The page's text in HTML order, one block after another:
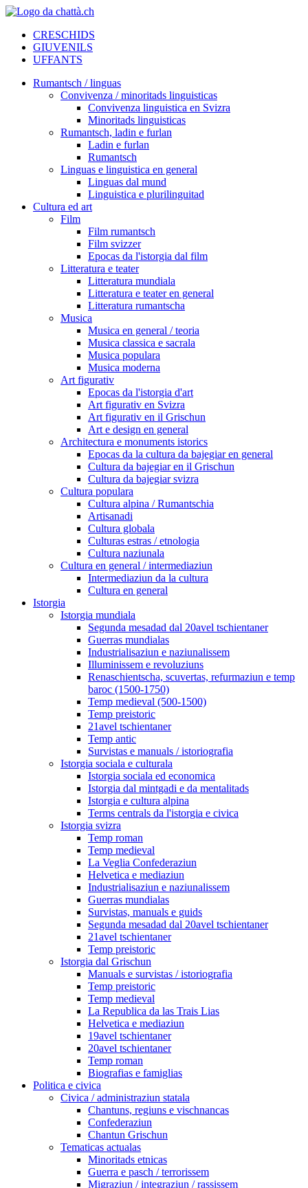
CRESCHIDS
GIUVENILS
UFFANTS
Rumantsch / linguas
Convivenza / minoritads linguisticas
Convivenza linguistica en Svizra
Minoritads linguisticas
Rumantsch, ladin e furlan
Ladin e furlan
Rumantsch
Linguas e linguistica en general
Linguas dal mund
Linguistica e plurilinguitad
Cultura ed art
Film
Film rumantsch
Film svizzer
Epocas da l'istorgia dal film
Litteratura e teater
Litteratura mundiala
Litteratura e teater en general
Litteratura rumantscha
Musica
Musica en general / teoria
Musica classica e sacrala
Musica populara
Musica moderna
Art figurativ
Epocas da l'istorgia d'art
Art figurativ en Svizra
Art figurativ en il Grischun
Art e design en general
Architectura e monuments istorics
Epocas da la cultura da bajegiar en general
Cultura da bajegiar en il Grischun
Cultura da bajegiar svizra
Cultura populara
Cultura alpina / Rumantschia
Artisanadi
Cultura globala
Culturas estras / etnologia
Cultura naziunala
Cultura en general / intermediaziun
Intermediaziun da la cultura
Cultura en general
Istorgia
Istorgia mundiala
Segunda mesadad dal 20avel tschientaner
Guerras mundialas
Industrialisaziun e naziunalissem
Illuminissem e revoluziuns
Renaschientscha, scuvertas, refurmaziun e temp
baroc (1500-1750)
Temp medieval (500-1500)
Temp preistoric
21avel tschientaner
Temp antic
Survistas e manuals / istoriografia
Istorgia sociala e culturala
Istorgia sociala ed economica
Istorgia dal mintgadi e da mentalitads
Istorgia e cultura alpina
Terms centrals da l'istorgia e civica
Istorgia svizra
Temp roman
Temp medieval
La Veglia Confederaziun
Helvetica e mediaziun
Industrialisaziun e naziunalissem
Guerras mundialas
Survistas, manuals e guids
Segunda mesadad dal 20avel tschientaner
21avel tschientaner
Temp preistoric
Istorgia dal Grischun
Manuals e survistas / istoriografia
Temp preistoric
Temp medieval
La Republica da las Trais Lias
Helvetica e mediaziun
19avel tschientaner
20avel tschientaner
Temp roman
Biografias e famiglias
Politica e civica
Civica / administraziun statala
Chantuns, regiuns e vischnancas
Confederaziun
Chantun Grischun
Tematicas actualas
Minoritads etnicas
Guerra e pasch / terrorissem
Migraziun / integraziun / rassissem